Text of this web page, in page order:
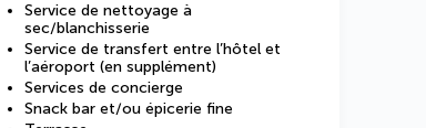
Service de nettoyage à
sec/blanchisserie
Service de transfert entre l’hôtel et
l’aéroport (en supplément)
Services de concierge
Snack bar et/ou épicerie fine